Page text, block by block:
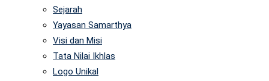
Sejarah
Yayasan Samarthya
Visi dan Misi
Tata Nilai Ikhlas
Logo Unikal